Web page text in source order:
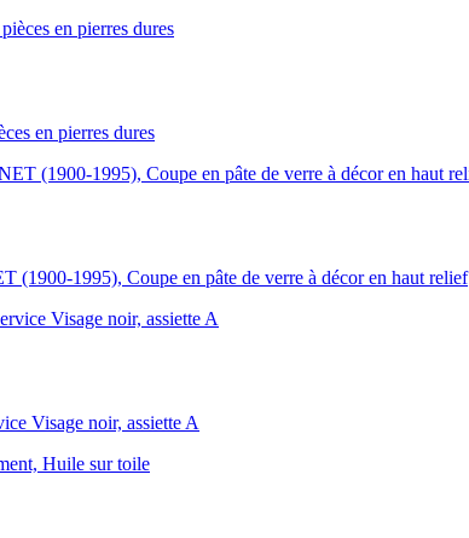
en pierres dures
1995), Coupe en pâte de verre à décor en haut relief
Visage noir, assiette A